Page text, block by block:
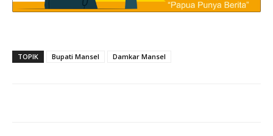
TOPIK Bupati Mansel Damkar Mansel